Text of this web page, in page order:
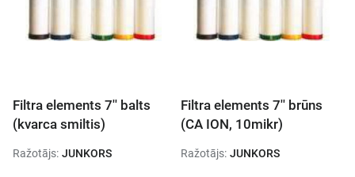
Filtra elements 7'' balts
(kvarca smiltis)
Ražotājs: JUNKORS
Filtra elements 7'' brūns
(CA ION, 10mikr)
Ražotājs: JUNKORS